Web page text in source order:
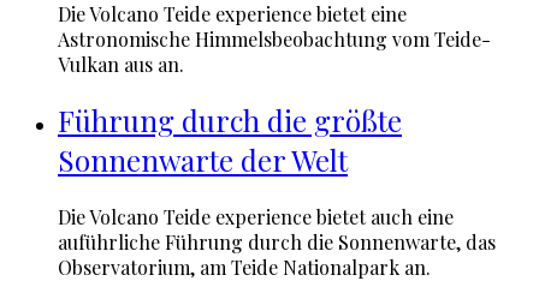
Die Volcano Teide experience bietet eine
Astronomische Himmelsbeobachtung vom Teide-
Vulkan aus an.
Führung durch die größte
Sonnenwarte der Welt
Die Volcano Teide experience bietet auch eine
auführliche Führung durch die Sonnenwarte, das
Observatorium, am Teide Nationalpark an.